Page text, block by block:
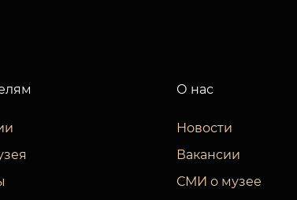
О нас
Новости
Вакансии
СМИ о музее